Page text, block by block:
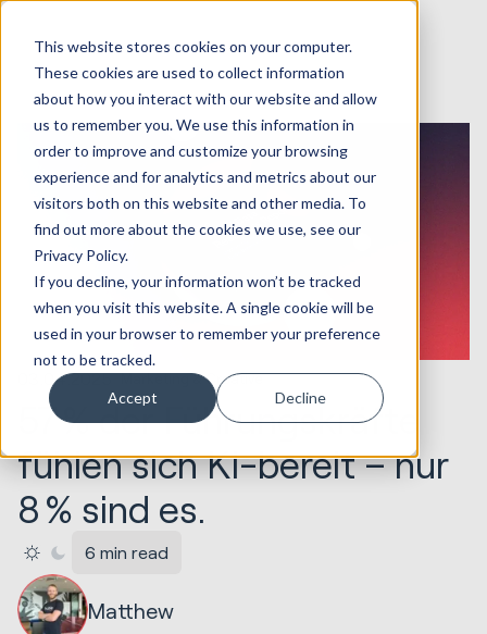
This website stores cookies on your computer.
These cookies are used to collect information
about how you interact with our website and allow
us to remember you. We use this information in
order to improve and customize your browsing
experience and for analytics and metrics about our
visitors both on this website and other media. To
find out more about the cookies we use, see our
Privacy Policy.
If you decline, your information won’t be tracked
when you visit this website. A single cookie will be
used in your browser to remember your preference
not to be tracked.
Accept Decline
03.04.2025 Marketing & Creative
57 % der Führungskräfte
fühlen sich KI-bereit – nur
8 % sind es.
6 min read
Matthew